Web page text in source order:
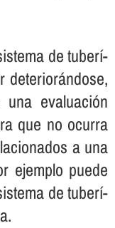
de tuberí­
deteriorándose,
evaluación
que no ocurra
a una
ejemplo puede
de tuberí­